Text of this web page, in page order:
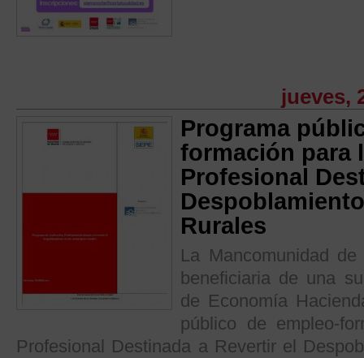
jueves,
Programa
formación para
Profesional
Rurales
La Mancomunidad
beneficiaria de una
de Economía
público de empleo-
Profesional Destinada a Revertir el